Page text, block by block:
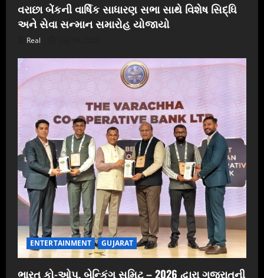
વરાછા બેંકની વાર્ષિક સાધારણ સભા સાથે વિશેષ સિદ્ધિ
અને સેવા સન્માન સમારોહ યોજાયો
Real
ENTERTAINMENT GUJARAT
ભારત કો-ઓપ. બેન્કિંગ સમિટ – 2026 દ્વારા ગુજરાતની